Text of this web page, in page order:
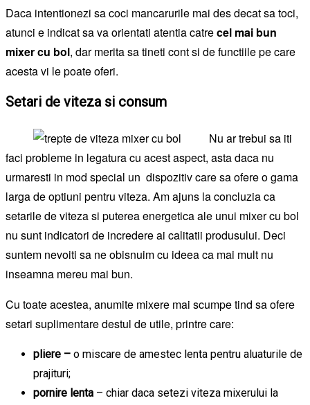
Daca intentionezi sa coci mancarurile mai des decat sa toci,
atunci e indicat sa va orientati atentia catrecel mai bun
mixer cu bol, dar merita sa tineti cont si de functiile pe care
acesta vi le poate oferi.
Setari de viteza si consum
Nu ar trebui sa iti
faci probleme in legatura cu acest aspect, asta daca nu
urmaresti in mod special un dispozitiv care sa ofere o gama
larga de optiuni pentru viteza. Am ajuns la concluzia ca
setarile de viteza si puterea energetica ale unui mixer cu bol
nu sunt indicatori de incredere ai calitatii produsului. Deci
suntem nevoiti sa ne obisnuim cu ideea ca mai mult nu
inseamna mereu mai bun.
Cu toate acestea, anumite mixere mai scumpe tind sa ofere
setari suplimentare destul de utile, printre care:
pliere – o miscare de amestec lenta pentru aluaturile de
prajituri;
pornire lenta – chiar daca setezi viteza mixerului la